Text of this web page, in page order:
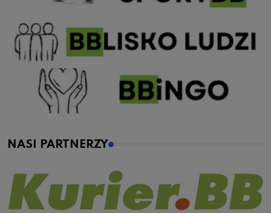
NASI PARTNERZY